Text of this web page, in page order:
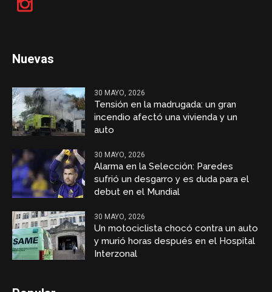
Nuevas
30 MAYO, 2026
Tensión en la madrugada: un gran
incendio afectó una vivienda y un
auto
30 MAYO, 2026
Alarma en la Selección: Paredes
sufrió un desgarro y es duda para el
debut en el Mundial
30 MAYO, 2026
Un motociclista chocó contra un auto
y murió horas después en el Hospital
Interzonal